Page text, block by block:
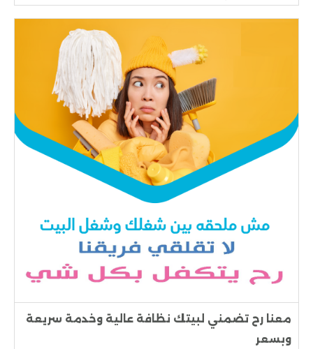
معنا رح تضمني لبيتك نظافة عالية وخدمة سريعة
وبسعر